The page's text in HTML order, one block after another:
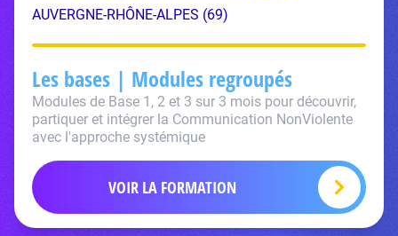
AUVERGNE-RHÔNE-ALPES (69)
Les bases | Modules regroupés
Modules de Base 1, 2 et 3 sur 3 mois pour découvrir,
partiquer et intégrer la Communication NonViolente
avec l'approche systémique
VOIR LA FORMATION